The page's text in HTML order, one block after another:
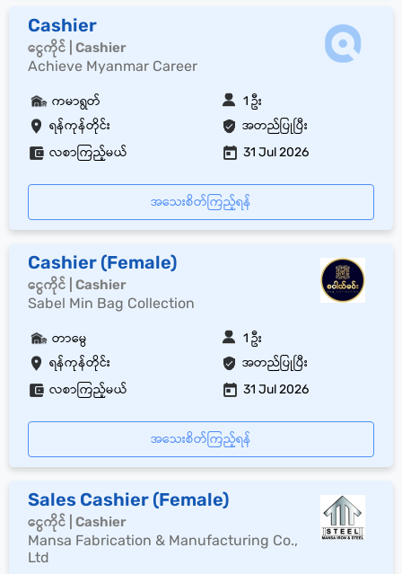
Cashier
ငွေကိုင် | Cashier
Achieve Myanmar Career
ရန်ကုန်တိုင်း အတည်ပြုပြီး
ကမာရွတ် 1 ဦး
လစာကြည့်မယ် 31 Jul 2026
အသေးစိတ်ကြည့်ရန်
Cashier (Female)
ငွေကိုင် | Cashier
Sabel Min Bag Collection
ရန်ကုန်တိုင်း အတည်ပြုပြီး
တာမွေ 1 ဦး
လစာကြည့်မယ် 31 Jul 2026
အသေးစိတ်ကြည့်ရန်
Sales Cashier (Female)
ငွေကိုင် | Cashier
Mansa Fabrication & Manufacturing Co.,
Ltd